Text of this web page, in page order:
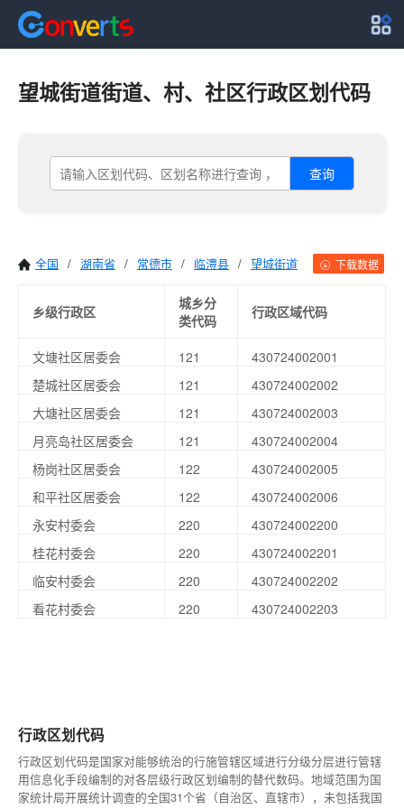
望城街道街道、村、社区行政区划代码
查询
全国 / 湖南省 / 常德市 / 临澧县 / 望城街道 下载数据
乡级行政区
城乡分
类代码
行政区域代码
文塘社区居委会 121
430724002001
楚城社区居委会
121
430724002002
大塘社区居委会
121
430724002003
月亮岛社区居委会
121
430724002004
杨岗社区居委会
122
430724002005
和平社区居委会
122
430724002006
永安村委会
220
430724002200
桂花村委会
220
430724002201
临安村委会
220
430724002202
看花村委会
220 430724002203
行政区划代码
行政区划代码是国家对能够统治的行施管辖区域进行分级分层进行管辖
用信息化手段编制的对各层级行政区划编制的替代数码。地域范围为国
家统计局开展统计调查的全国31个省（自治区、直辖市），未包括我国